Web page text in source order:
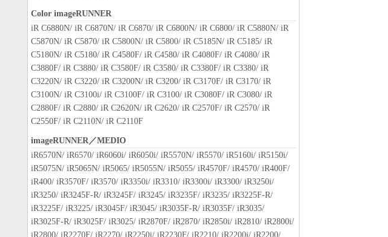
お客様は、「本ソフトウェア」およびその複製物のすべてを廃棄および消去
ことにより、本契約書を終了させることができます。
お客様が本契約書のいずれかの条項に違反した場合、本契約書は直ちに終了
お客様は、上記(3)によって本契約書が終了した場合、速やかに、「本ソフト
ア」およびその複製物のすべてを廃棄または消去するものとします。
上記にかかわらず、本契約書第2条、第4条から第7条まで、第8条第4項および
条の規定は、本契約書の終了後も効力を有します。
U.S. GOVERNMENT RESTRICTED RIGHTS NOTICE
国政府エンドユーザー”とは、米国政府の機関また団体を意味します。もしお
が米国政府エンドユーザーである場合、以下の規定が適用されます ： The
Color imageRUNNER
iR C6880N/ iR C6870N/ iR C6870/ iR C6800N/ iR C6800/ iR C5880N/ iR
C5870N/ iR C5870/ iR C5800N/ iR C5800/ iR C5185N/ iR C5185/ iR
C5180N/ iR C5180/ iR C4580F/ iR C4580/ iR C4080F/ iR C4080/ iR
C3880F/ iR C3880/ iR C3580F/ iR C3580/ iR C3380F/ iR C3380/ iR
C3220N/ iR C3220/ iR C3200N/ iR C3200/ iR C3170F/ iR C3170/ iR
C3100N/ iR C3100i/ iR C3100F/ iR C3100/ iR C3080F/ iR C3080/ iR
C2880F/ iR C2880/ iR C2620N/ iR C2620/ iR C2570F/ iR C2570/ iR
C2550F/ iR C2110N/ iR C2110F
imageRUNNER／MEDIO
iR6570N/ iR6570/ iR6060i/ iR6050i/ iR5570N/ iR5570/ iR5160i/ iR5150i/
iR5075N/ iR5065N/ iR5065/ iR5055N/ iR5055/ iR4570F/ iR4570/ iR400F/
iR400/ iR3570F/ iR3570/ iR3350i/ iR3310/ iR3300i/ iR3300/ iR3250i/
iR3250/ iR3245F-R/ iR3245F/ iR3245/ iR3235F/ iR3235/ iR3225F-R/
iR3225F/ iR3225/ iR3045F/ iR3045/ iR3035F-R/ iR3035F/ iR3035/
iR3025F-R/ iR3025F/ iR3025/ iR2870F/ iR2870/ iR2850i/ iR2810/ iR2800i/
iR2800/ iR2270F/ iR2270/ iR2250i/ iR2230F/ iR2210/ iR2200i/ iR2200/